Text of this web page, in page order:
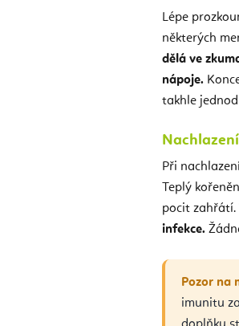
Lépe
některých
dělá ve
nápoje.
takhle
Při
Teplý
pocit zahřátí.
infekce.
Pozor na
imunitu